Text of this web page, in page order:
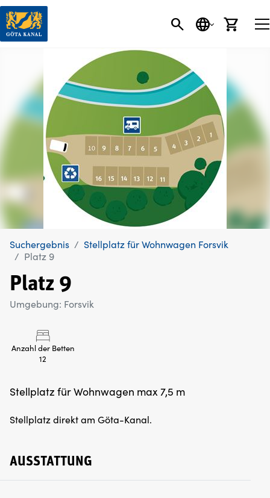
SEARCH
SPRACHE
Suchergebnis
Stellplatz für Wohnwagen Forsvik
Platz 9
Platz 9
Umgebung: Forsvik
Anzahl der Betten
12
Stellplatz für Wohnwagen max 7,5 m
Stellplatz direkt am Göta-Kanal.
AUSSTATTUNG